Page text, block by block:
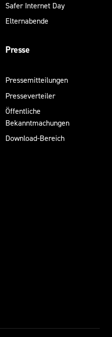
Safer Internet Day
Elternabende
Presse
Pressemitteilungen
Presseverteiler
Öffentliche
Bekanntmachungen
Download-Bereich